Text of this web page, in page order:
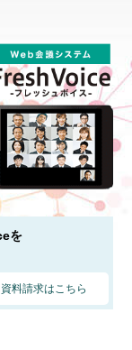
を
資料請求はこちら